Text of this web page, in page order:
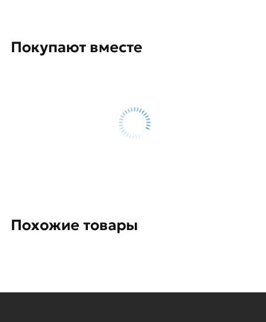
Покупают вместе
Похожие товары